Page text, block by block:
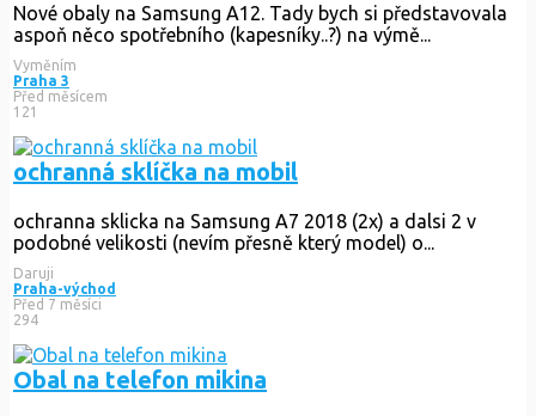
Nové obaly na Samsung A12. Tady bych si představovala
aspoň něco spotřebního (kapesníky..?) na výmě...
Vyměním
Praha 3
Před měsícem
121
ochranná sklíčka na mobil
ochranna sklicka na Samsung A7 2018 (2x) a dalsi 2 v
podobné velikosti (nevím přesně který model) o...
Daruji
Praha-východ
Před 7 měsíci
294
Obal na telefon mikina